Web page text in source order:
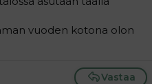
vuoden kotona olon
Vastaa